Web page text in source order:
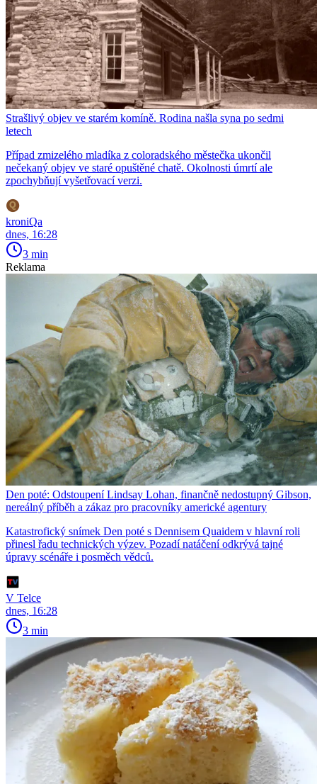
Strašlivý objev ve starém komíně. Rodina našla syna po sedmi
letech
Případ zmizelého mladíka z coloradského městečka ukončil
nečekaný objev ve staré opuštěné chatě. Okolnosti úmrtí ale
zpochybňují vyšetřovací verzi.
kroniQa
dnes, 16:28
3 min
Reklama
Den poté: Odstoupení Lindsay Lohan, finančně nedostupný Gibson,
nereálný příběh a zákaz pro pracovníky americké agentury
Katastrofický snímek Den poté s Dennisem Quaidem v hlavní roli
přinesl řadu technických výzev. Pozadí natáčení odkrývá tajné
úpravy scénáře i posměch vědců.
V Telce
dnes, 16:28
3 min